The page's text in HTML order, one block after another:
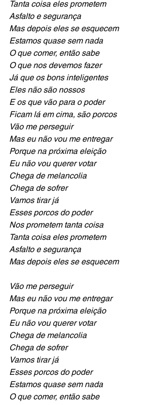
Tanta coisa eles prometem
Asfalto e segurança
Mas depois eles se esquecem
Estamos quase sem nada
O que comer, então sabe
O que nos devemos fazer
Já que os bons inteligentes
Eles não são nossos
E os que vão para o poder
Ficam lá em cima, são porcos
Vão me perseguir
Mas eu não vou me entregar
Porque na próxima eleição
Eu não vou querer votar
Chega de melancolia
Chega de sofrer
Vamos tirar já
Esses porcos do poder
Nos prometem tanta coisa
Tanta coisa eles prometem
Asfalto e segurança
Mas depois eles se esquecem
Vão me perseguir
Mas eu não vou me entregar
Porque na próxima eleição
Eu não vou querer votar
Chega de melancolia
Chega de sofrer
Vamos tirar já
Esses porcos do poder
Estamos quase sem nada
O que comer, então sabe